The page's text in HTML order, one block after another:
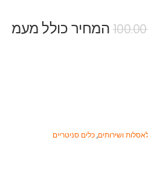
המחיר כולל מעמ
ושירותים,כלים סניטריים